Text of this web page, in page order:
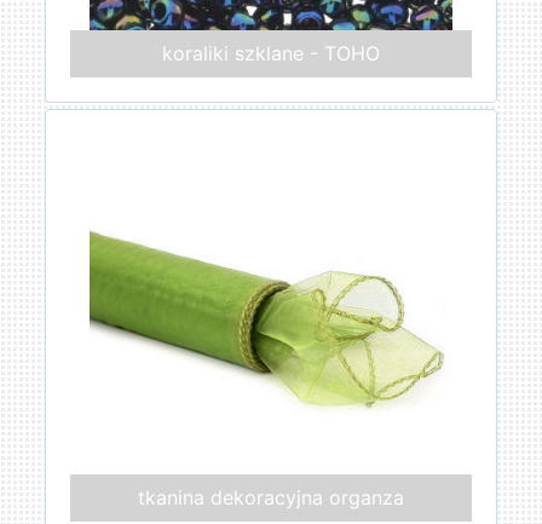
koraliki szklane - TOHO
tkanina dekoracyjna organza